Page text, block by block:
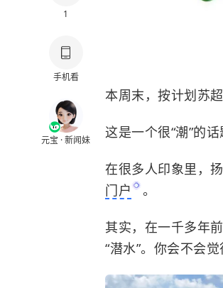
1
手机看
元宝 · 新闻妹
本周末，按计划苏
这是一个很“潮”的
在很多人印象里，
门户
。
其实，在一千多年
“潜水”。你会不会